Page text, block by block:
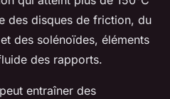
des disques de friction, du
des solénoïdes, éléments
des rapports.
entraîner des